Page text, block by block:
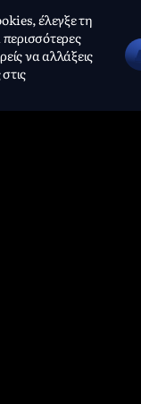
έλεγξε τη
να αλλάξεις